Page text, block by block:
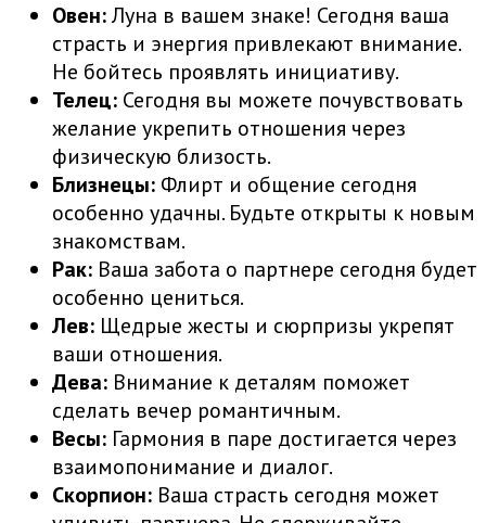
Овен:Луна в вашем знаке! Сегодня ваша
страсть и энергия привлекают внимание.
Не бойтесь проявлять инициативу.
Телец: Сегодня вы можете почувствовать
желание укрепить отношения через
физическую близость.
Близнецы: Флирт и общение сегодня
особенно удачны. Будьте открыты к новым
знакомствам.
Рак: Ваша забота о партнере сегодня будет
особенно цениться.
Лев: Щедрые жесты и сюрпризы укрепят
ваши отношения.
Дева: Внимание к деталям поможет
сделать вечер романтичным.
Весы: Гармония в паре достигается через
взаимопонимание и диалог.
Скорпион: Ваша страсть сегодня может